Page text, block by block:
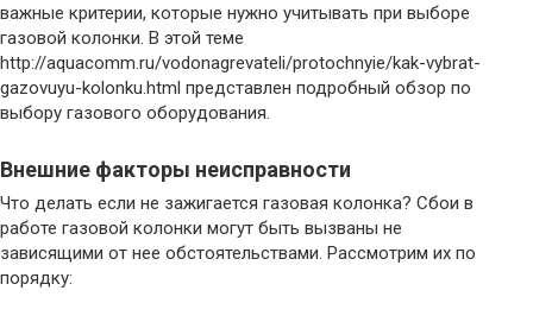
важные критерии, которые нужно учитывать при выборе
газовой колонки. В этой теме
http://aquacomm.ru/vodonagrevateli/protochnyie/kak-vybrat-
gazovuyu-kolonku.html представлен подробный обзор по
выбору газового оборудования.
Внешние факторы неисправности
Что делать если не зажигается газовая колонка? Сбои в
работе газовой колонки могут быть вызваны не
зависящими от нее обстоятельствами. Рассмотрим их по
порядку: